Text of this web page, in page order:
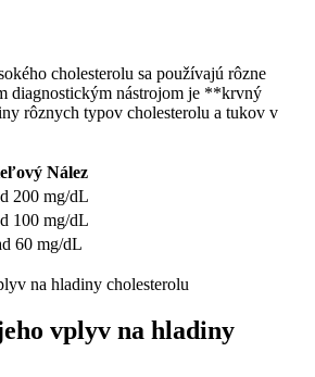
cholesterolu sa používajú rôzne
diagnostickým nástrojom je **krvný
rôznych typov cholesterolu a tukov v
Nález
200 mg/dL
100 mg/dL
60 mg/dL
vplyv na hladiny